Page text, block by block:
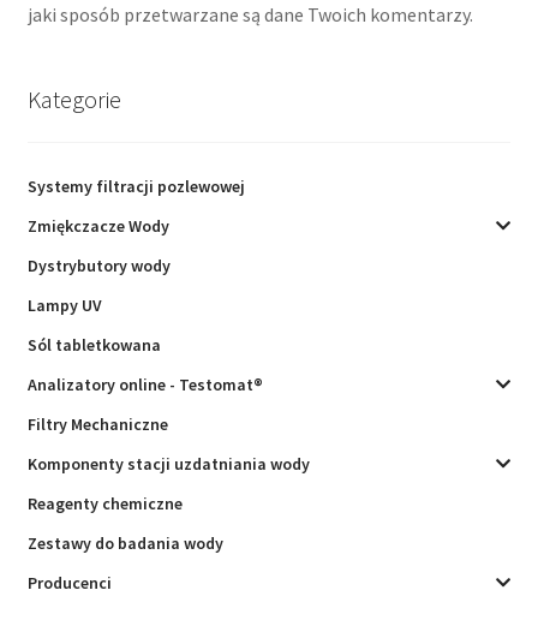
jaki sposób przetwarzane są dane Twoich komentarzy.
Kategorie
Systemy filtracji pozlewowej
Zmiękczacze Wody
Dystrybutory wody
Lampy UV
Sól tabletkowana
Analizatory online - Testomat®
Filtry Mechaniczne
Komponenty stacji uzdatniania wody
Reagenty chemiczne
Zestawy do badania wody
Producenci